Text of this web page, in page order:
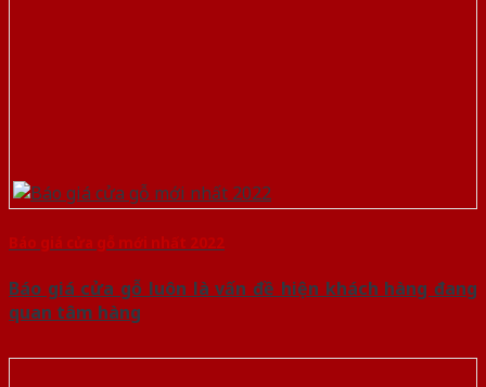
Báo giá cửa gỗ mới nhất 2022
Báo giá cửa gỗ luôn là vấn đề hiện khách hàng đang
quan tâm hàng